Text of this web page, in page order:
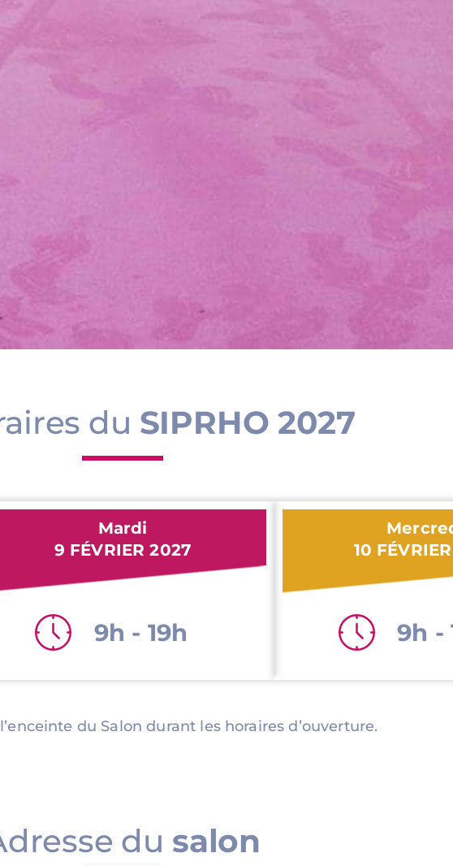
du SIPRHO 2027
Mardi
9 FÉVRIER 2027
9h - 19h
10
9h -
du Salon durant les horaires d’ouverture.
du salon